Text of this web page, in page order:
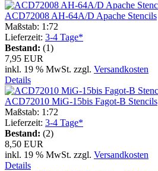
ACD72008 AH-64A/D Apache Stencils
Maßstab: 1:72
Lieferzeit: 3-4 Tage*
Bestand: (1)
7,95 EUR
inkl. 19 % MwSt. zzgl. Versandkosten
Details
ACD72010 MiG-15bis Fagot-B Stencils
Maßstab: 1:72
Lieferzeit: 3-4 Tage*
Bestand: (2)
8,50 EUR
inkl. 19 % MwSt. zzgl. Versandkosten
Details